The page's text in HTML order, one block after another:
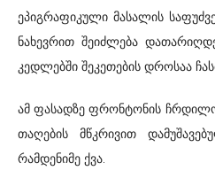
ეპიგრაფიკული მასალის
ნახევრით შეიძლება
კედლებში შეკეთების დროსაა
ამ ფასადზე ფრონტონის
თაღების მწკრივით
რამდენიმე ქვა.